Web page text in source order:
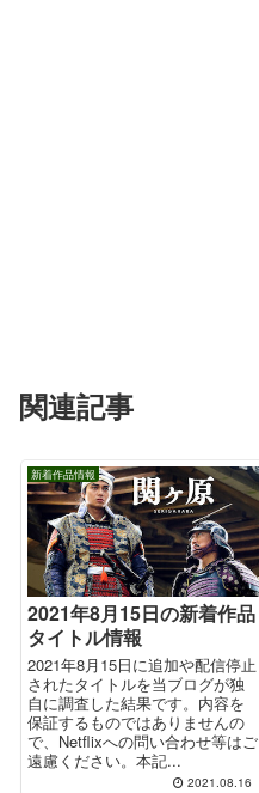
関連記事
新着作品情報
2021年8月15日の新着作品
タイトル情報
2021年8月15日に追加や配信停止
されたタイトルを当ブログが独
自に調査した結果です。内容を
保証するものではありませんの
で、Netflixへの問い合わせ等はご
遠慮ください。本記...
2021.08.16